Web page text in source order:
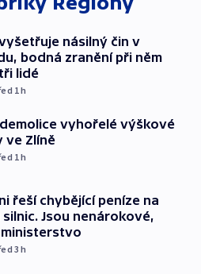
násilný čin v
bodná zranění při něm
lidé
1h
vyhořelé výškové
ve Zlíně
1h
řeší chybějící peníze na
Jsou nenárokové,
3h